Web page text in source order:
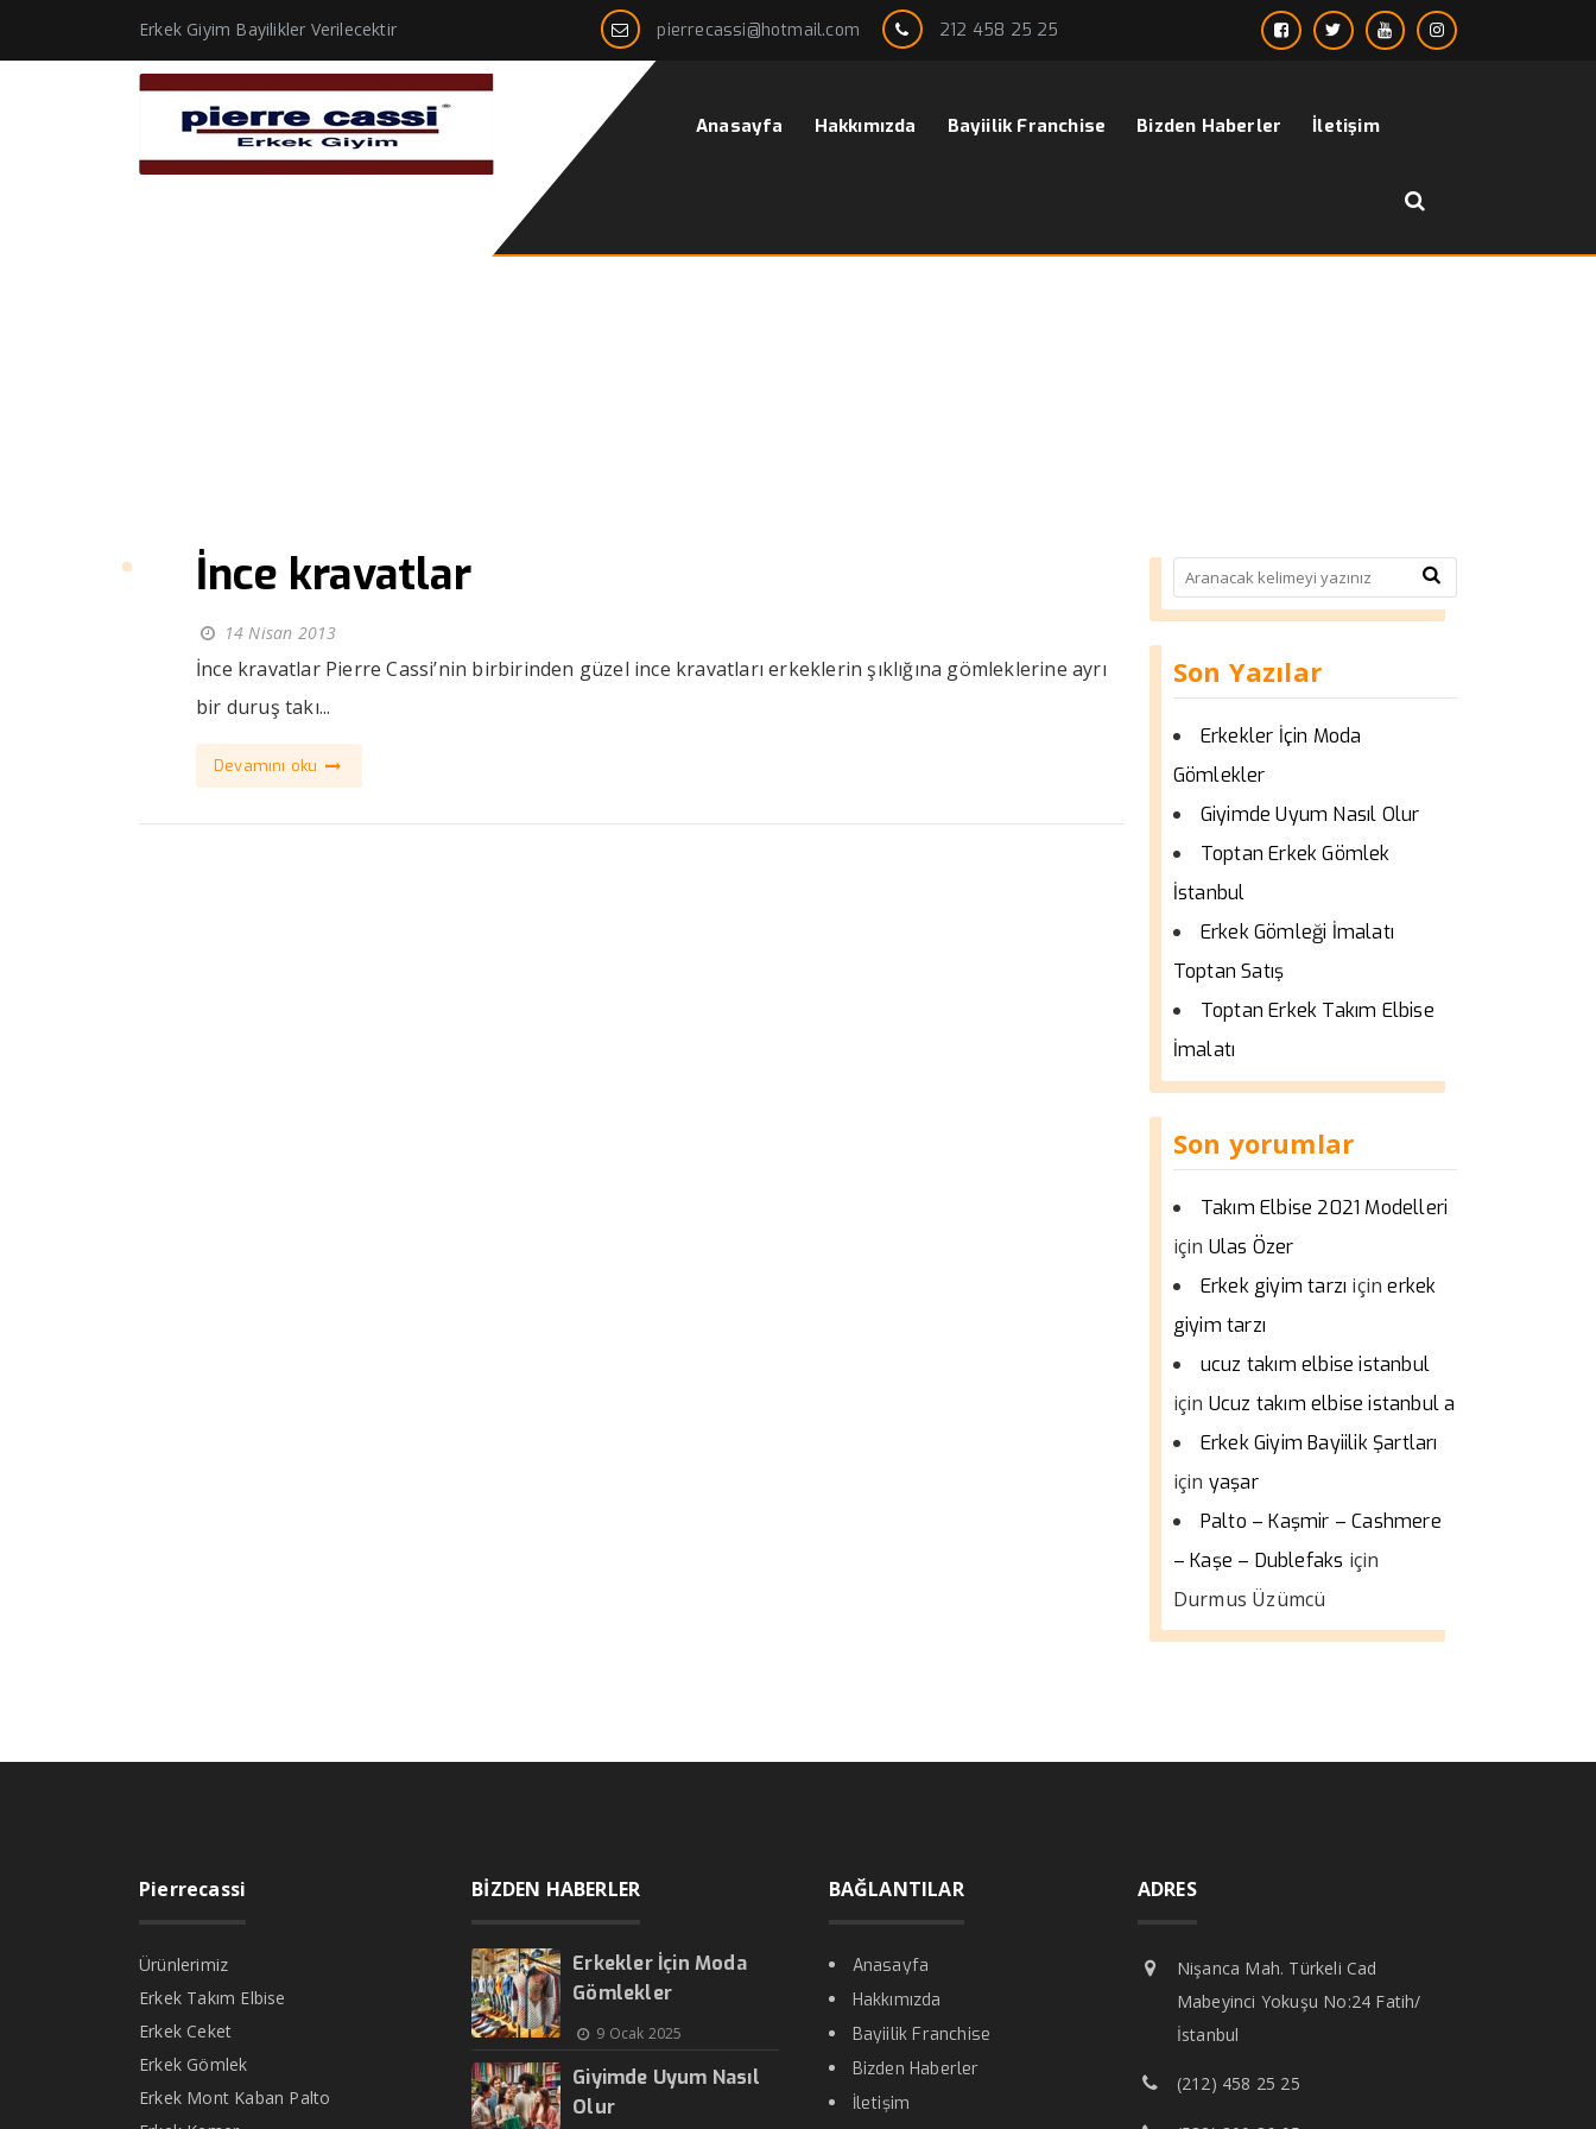
Erkek Giyim Bayilikler Verilecektir pierrecassi@hotmail.com 212 458 25 25
Anasayfa Hakkımızda Bayiilik Franchise Bizden Haberler İletişim
İnce kravatlar
14 Nisan 2013
İnce kravatlar Pierre Cassi’nin birbirinden güzel ince kravatları erkeklerin şıklığına gömleklerine ayrı
bir duruş takı...
Devamını oku
Son Yazılar
Erkekler İçin Moda
Gömlekler
Giyimde Uyum Nasıl Olur
Toptan Erkek Gömlek
İstanbul
Erkek Gömleği İmalatı
Toptan Satış
Toptan Erkek Takım Elbise
İmalatı
Son yorumlar
Takım Elbise 2021 Modelleri
için Ulas Özer
Erkek giyim tarzı içinerkek
giyim tarzı
ucuz takım elbise istanbul
için Ucuz takım elbise istanbul a
Erkek Giyim Bayiilik Şartları
için yaşar
Palto – Kaşmir – Cashmere
– Kaşe – Dublefaks için
Durmus Üzümcü
Pierrecassi
Ürünlerimiz
Erkek Takım Elbise
Erkek Ceket
Erkek Gömlek
Erkek Mont Kaban Palto
BİZDEN HABERLER
Erkekler İçin Moda
Gömlekler
9 Ocak 2025
Giyimde Uyum Nasıl
Olur
BAĞLANTILAR
Anasayfa
Hakkımızda
Bayiilik Franchise
Bizden Haberler
İletişim
ADRES
Nişanca Mah. Türkeli Cad
Mabeyinci Yokuşu No:24 Fatih/
İstanbul
(212) 458 25 25